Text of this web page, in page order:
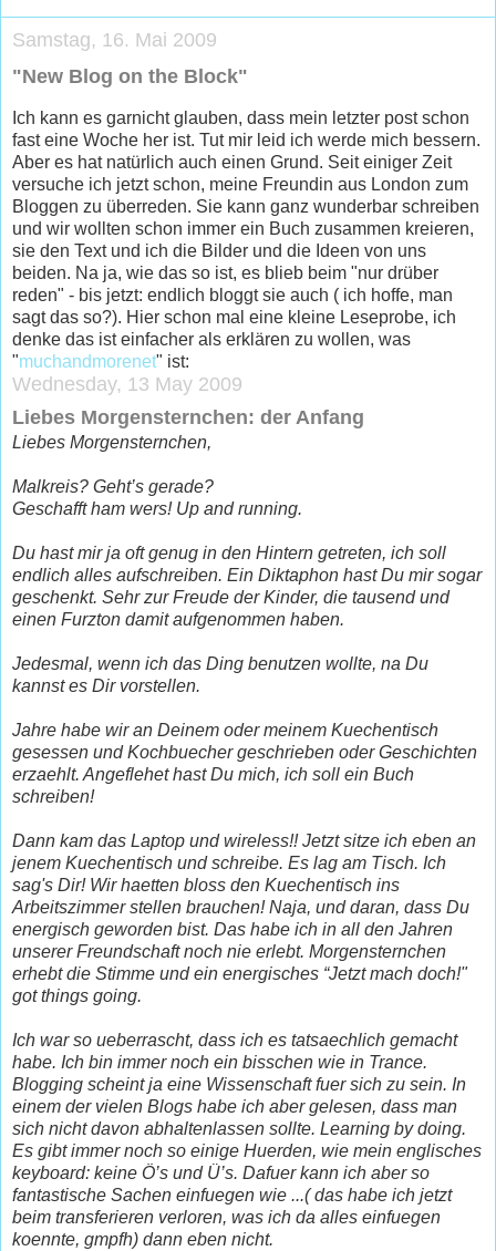
Samstag, 16. Mai 2009
"New Blog on the Block"
Ich kann es garnicht glauben, dass mein letzter post schon
fast eine Woche her ist. Tut mir leid ich werde mich bessern.
Aber es hat natürlich auch einen Grund. Seit einiger Zeit
versuche ich jetzt schon, meine Freundin aus London zum
Bloggen zu überreden. Sie kann ganz wunderbar schreiben
und wir wollten schon immer ein Buch zusammen kreieren,
sie den Text und ich die Bilder und die Ideen von uns
beiden. Na ja, wie das so ist, es blieb beim "nur drüber
reden" - bis jetzt: endlich bloggt sie auch ( ich hoffe, man
sagt das so?). Hier schon mal eine kleine Leseprobe, ich
denke das ist einfacher als erklären zu wollen, was
"muchandmorenet" ist:
Wednesday, 13 May 2009
Liebes Morgensternchen: der Anfang
Liebes Morgensternchen,
Malkreis? Geht’s gerade?
Geschafft ham wers! Up and running.
Du hast mir ja oft genug in den Hintern getreten, ich soll
endlich alles aufschreiben. Ein Diktaphon hast Du mir sogar
geschenkt. Sehr zur Freude der Kinder, die tausend und
einen Furzton damit aufgenommen haben.
Jedesmal, wenn ich das Ding benutzen wollte, na Du
kannst es Dir vorstellen.
Jahre habe wir an Deinem oder meinem Kuechentisch
gesessen und Kochbuecher geschrieben oder Geschichten
erzaehlt. Angeflehet hast Du mich, ich soll ein Buch
schreiben!
Dann kam das Laptop und wireless!! Jetzt sitze ich eben an
jenem Kuechentisch und schreibe. Es lag am Tisch. Ich
sag's Dir! Wir haetten bloss den Kuechentisch ins
Arbeitszimmer stellen brauchen! Naja, und daran, dass Du
energisch geworden bist. Das habe ich in all den Jahren
unserer Freundschaft noch nie erlebt. Morgensternchen
erhebt die Stimme und ein energisches “Jetzt mach doch!"
got things going.
Ich war so ueberrascht, dass ich es tatsaechlich gemacht
habe. Ich bin immer noch ein bisschen wie in Trance.
Blogging scheint ja eine Wissenschaft fuer sich zu sein. In
einem der vielen Blogs habe ich aber gelesen, dass man
sich nicht davon abhaltenlassen sollte. Learning by doing.
Es gibt immer noch so einige Huerden, wie mein englisches
keyboard: keine Ö’s und Ü’s. Dafuer kann ich aber so
fantastische Sachen einfuegen wie ...( das habe ich jetzt
beim transferieren verloren, was ich da alles einfuegen
koennte, gmpfh) dann eben nicht.